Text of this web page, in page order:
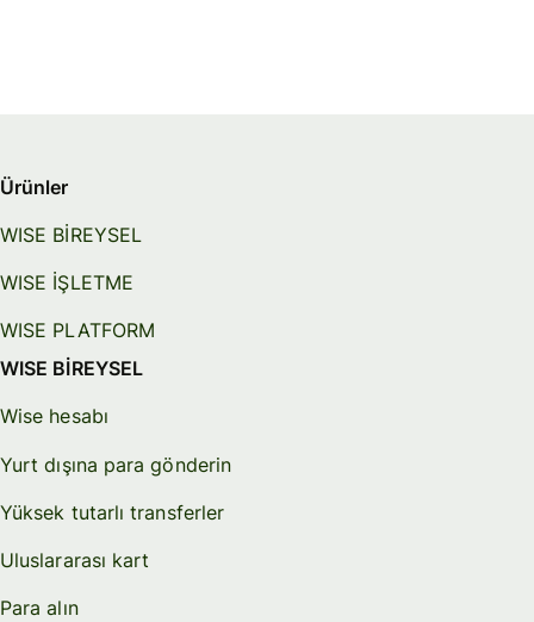
Ürünler
WISE BİREYSEL
WISE İŞLETME
WISE PLATFORM
WISE BİREYSEL
Wise hesabı
Yurt dışına para gönderin
Yüksek tutarlı transferler
Uluslararası kart
Para alın